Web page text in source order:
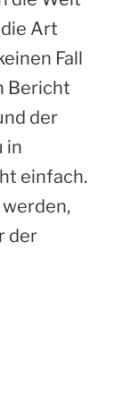
Art
Fall
Bericht
der
in
einfach.
der